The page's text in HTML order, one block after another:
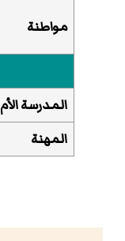
مواطنة
المدرسة الأم
المهنة